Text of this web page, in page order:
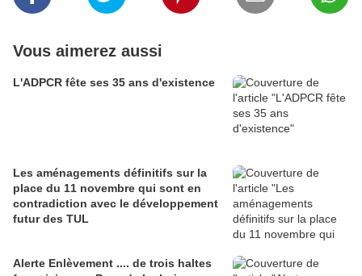
Vous aimerez aussi
L'ADPCR fête ses 35 ans d'existence
Les aménagements définitifs sur la
place du 11 novembre qui sont en
contradiction avec le développement
futur des TUL
Alerte Enlèvement .... de trois haltes